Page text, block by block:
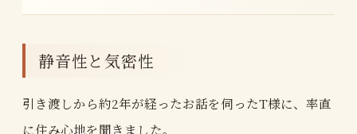
静音性と気密性
引き渡しから約2年が経ったお話を伺ったT様に、率直
に住み心地を聞きました。